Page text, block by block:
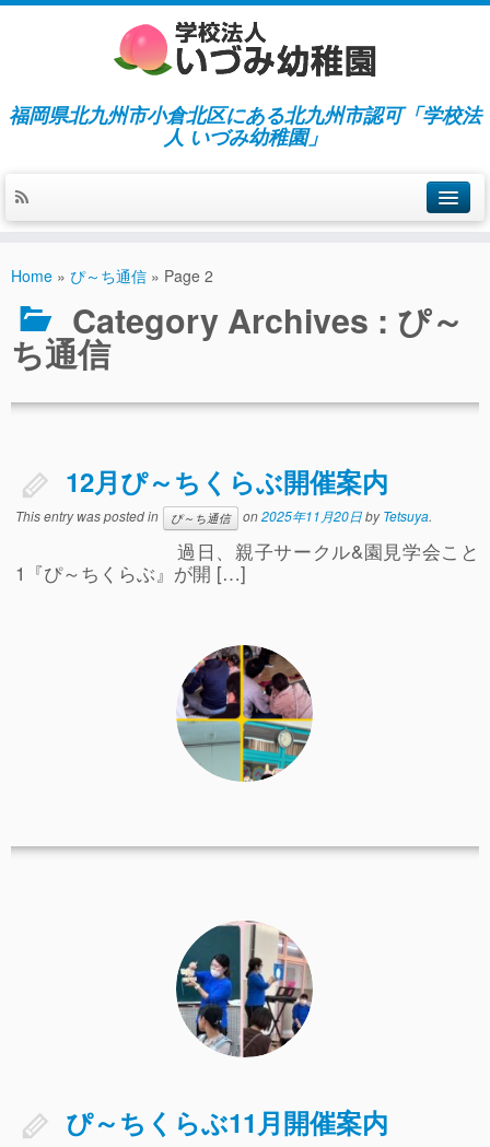
福岡県北九州市小倉北区にある北九州市認可「学校法
人 いづみ幼稚園」
施設紹介
通園について
事故や怪我について
2歳児クラス(ももたろうクラブ)
募集概要(2歳児クラス)
入会してから
求人情報（園見学/自主実習も対応）
Home » ぴ～ち通信 » Page 2
Category Archives : ぴ～
ち通信
12月ぴ～ちくらぶ開催案内
This entry was posted in ぴ～ち通信 on2025年11月20日byTetsuya.
過日、親子サークル&園見学会こと
1『ぴ～ちくらぶ』が開 […]
ぴ～ちくらぶ11月開催案内